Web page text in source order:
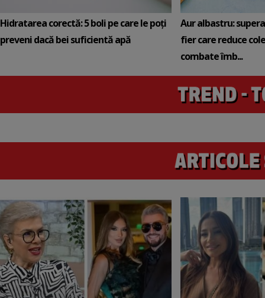
Hidratarea corectă: 5 boli pe care le poți
preveni dacă bei suficientă apă
Aur albastru:
fier care reduce
combate îmb...